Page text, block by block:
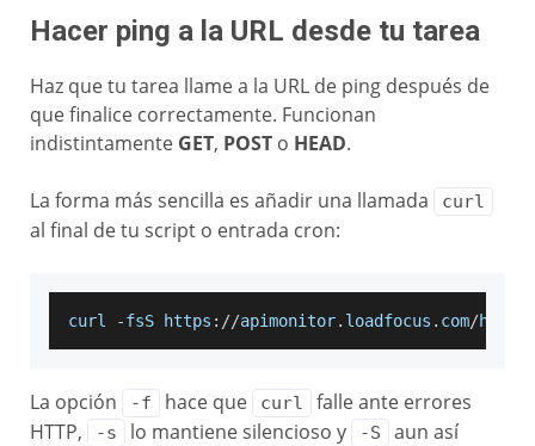
Hacer ping a la URL desde tu tarea
Haz que tu tarea llame a la URL de ping después de
que finalice correctamente. Funcionan
indistintamente GET, POST o HEAD.
La forma más sencilla es añadir una llamada curl
al final de tu script o entrada cron:
curl -fsS https : //apimonitor. loadfocus . com/
La opción -f hace que curl
falle ante errores
HTTP,
-s lo mantiene silencioso y -S
aun así